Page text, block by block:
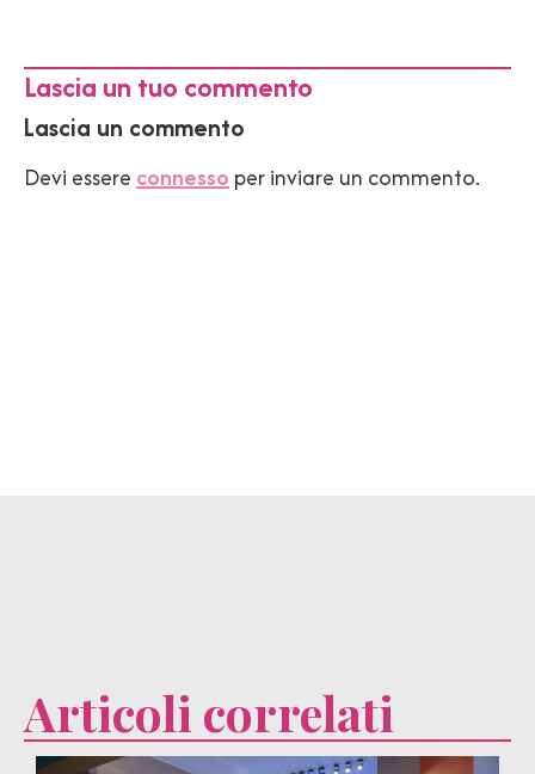
Lascia un tuo commento
Lascia un commento
Devi essere connesso per inviare un commento.
Articoli correlati